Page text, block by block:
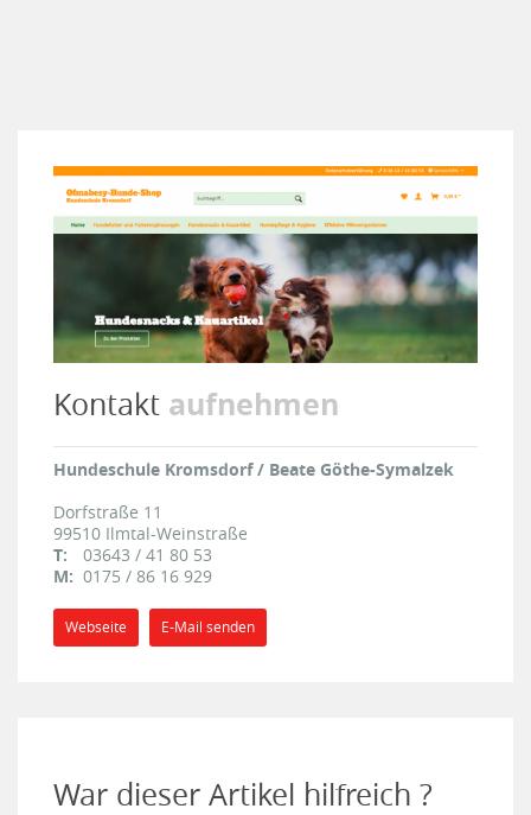
Kontakt aufnehmen
Hundeschule Kromsdorf / Beate Göthe-Symalzek
Dorfstraße 11
99510 Ilmtal-Weinstraße
T:
03643 / 41 80 53
M: 0175 / 86 16 929
Webseite E-Mail senden
War dieser Artikel hilfreich ?